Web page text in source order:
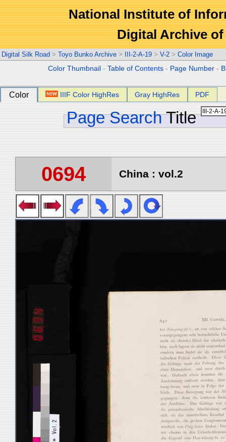
National Institute of
Digital Archive
Digital Silk Road > Toyo Bunko Archive > III-2-A-19 > V-2 > Color Image
Color Thumbnail -Table of Contents - Page Number -
Color IIIF Color HighRes Gray HighRes PDF
Page Search Title
0694 China : vol.2